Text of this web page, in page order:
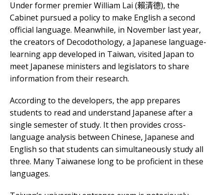
Under former premier William Lai (賴清德), the
Cabinet pursued a policy to make English a second
official language. Meanwhile, in November last year,
the creators of Decodothology, a Japanese language-
learning app developed in Taiwan, visited Japan to
meet Japanese ministers and legislators to share
information from their research.
According to the developers, the app prepares
students to read and understand Japanese after a
single semester of study. It then provides cross-
language analysis between Chinese, Japanese and
English so that students can simultaneously study all
three. Many Taiwanese long to be proficient in these
languages.